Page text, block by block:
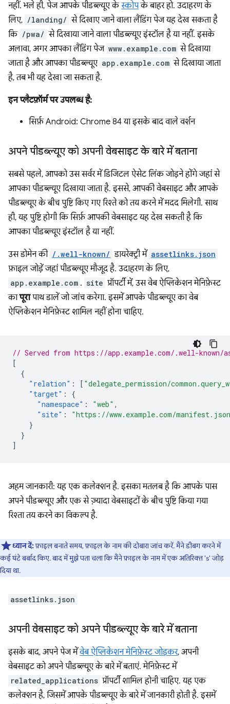
नहीं. भले ही, पेज आपके पीडब्ल्यूए केस्कोपके बाहर हो. उदाहरण के
लिए, /landing/ से दिखाए जाने वाला लैंडिंग पेज यह देख सकता है
कि /pwa/ से दिखाया जाने वाला पीडब्ल्यूए इंस्टॉल है या नहीं. इसके
अलावा, अगर आपका लैंडिंग पेज www.example.com से दिखाया
जाता है और आपका पीडब्ल्यूए app.example.com से दिखाया जाता
है, तब भी यह देखा जा सकता है.
इन प्लैटफ़ॉर्म पर उपलब्ध है:
सिर्फ़ Android: Chrome 84 या इसके बाद वाले वर्शन
अपने पीडब्ल्यूए को अपनी वेबसाइट के बारे में बताना
सबसे पहले, आपको उस सर्वर में डिजिटल ऐसेट लिंक जोड़ने होंगे जहां से
आपका पीडब्ल्यूए दिखाया जाता है. इससे, आपकी वेबसाइट और आपके
पीडब्ल्यूए के बीच पुष्टि किए गए रिश्ते को तय करने में मदद मिलेगी. साथ
ही, यह पुष्टि होगी कि सिर्फ़ आपकी वेबसाइट यह देख सकती है कि
आपका पीडब्ल्यूए इंस्टॉल है या नहीं.
उस डोमेन की /.well-known/ डायरेक्ट्री में assetlinks.json
फ़ाइल जोड़ें जहां पीडब्ल्यूए मौजूद है. उदाहरण के लिए,
app.example.com . site प्रॉपर्टी में, उस वेब ऐप्लिकेशन मेनिफ़ेस्ट
कापूरापाथ डालें जो जांच करेगा. इसमें आपके पीडब्ल्यूए का वेब
ऐप्लिकेशन मेनिफ़ेस्ट शामिल नहीं होना चाहिए.
// Served from https://app.example.com/.well-known/
[
{
"relation" : [ "delegate_permission/
"target" :
{
"namespace" : "web" ,
"site" :
"https://www.example.com/
}
}
]
अहम जानकारी: यह एक कलेक्शन है. इसका मतलब है कि आपके पास
अपने पीडब्ल्यूए और एक से ज़्यादा वेबसाइटों के बीच पुष्टि किया गया
रिश्ता तय करने का विकल्प है.
ध्यान दें:फ़ाइल बनाते समय, फ़ाइल के नाम की दोबारा जांच करें. मैंने डीबग करने में
कई घंटे बर्बाद किए. बाद में मुझे पता चला कि मैंने फ़ाइल के नाम में एक अतिरिक्त 's' जोड़
दिया था.
assetlinks.json
अपनी वेबसाइट को अपने पीडब्ल्यूए के बारे में बताना
इसके बाद, अपने पेज मेंवेब ऐप्लिकेशन मेनिफ़ेस्ट जोड़कर, अपनी
वेबसाइट को अपने पीडब्ल्यूए के बारे में बताएं. मेनिफ़ेस्ट में
related_applications प्रॉपर्टी शामिल होनी चाहिए. यह एक
कलेक्शन है, जिसमें आपके पीडब्ल्यूए के बारे में जानकारी होती है. इसमें